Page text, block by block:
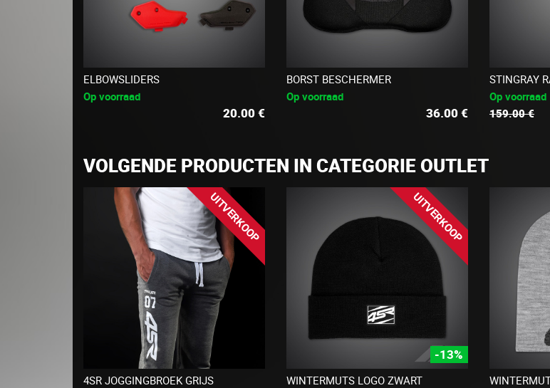
ELBOWSLIDERS
Op voorraad
20.00€
BORST BESCHERMER
Op voorraad
36.00€
STINGRAY
Op voorraad
159.00 €
VOLGENDE PRODUCTEN IN CATEGORIE OUTLET
UITVERKOOP
4SR JOGGINGBROEK GRIJS
UITVERKOOP
-13%
WINTERMUTS LOGO ZWART